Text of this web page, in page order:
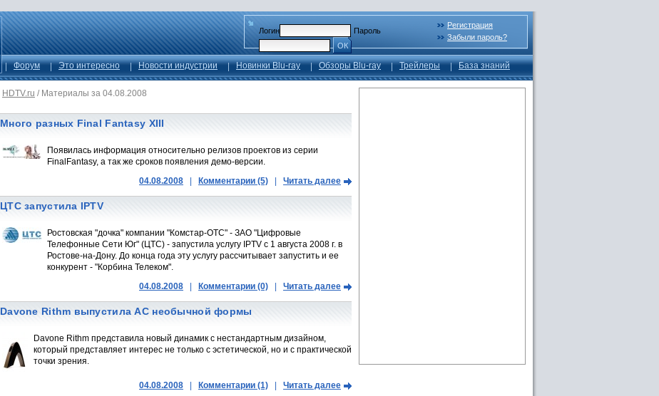
Логин
Пароль
ОК
Регистрация
Забыли пароль?
Форум Это интересно Новости индустрии Новинки Blu-ray Обзоры Blu-ray Трейлеры База знаний
HDTV.ru / Материалы за 04.08.2008
Много разных Final Fantasy XIII
Появилась информация относительно релизов проектов из серии
FinalFantasy, а так же сроков появления демо-версии.
04.08.2008
Комментарии (5) Читать далее
ЦТС запустила IPTV
Ростовская "дочка" компании "Комстар-ОТС" - ЗАО "Цифровые
Телефонные Сети Юг" (ЦТС) - запустила услугу IPTV с 1 августа 2008 г. в
Ростове-на-Дону. До конца года эту услугу рассчитывает запустить и ее
конкурент - "Корбина Телеком".
04.08.2008
Комментарии (0) Читать далее
Davone Rithm выпустила АС необычной формы
Davone Rithm представила новый динамик с нестандартным дизайном,
который представляет интерес не только с эстетической, но и с практической
точки зрения.
04.08.2008 Комментарии (1) Читать далее